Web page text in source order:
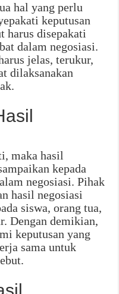
hal yang perlu
keputusan
harus disepakati
dalam negosiasi.
jelas, terukur,
dilaksanakan
maka hasil
kepada
negosiasi. Pihak
hasil negosiasi
siswa, orang tua,
Dengan demikian,
keputusan yang
sama untuk